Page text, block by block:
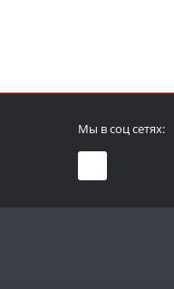
Мы в соц сетях: